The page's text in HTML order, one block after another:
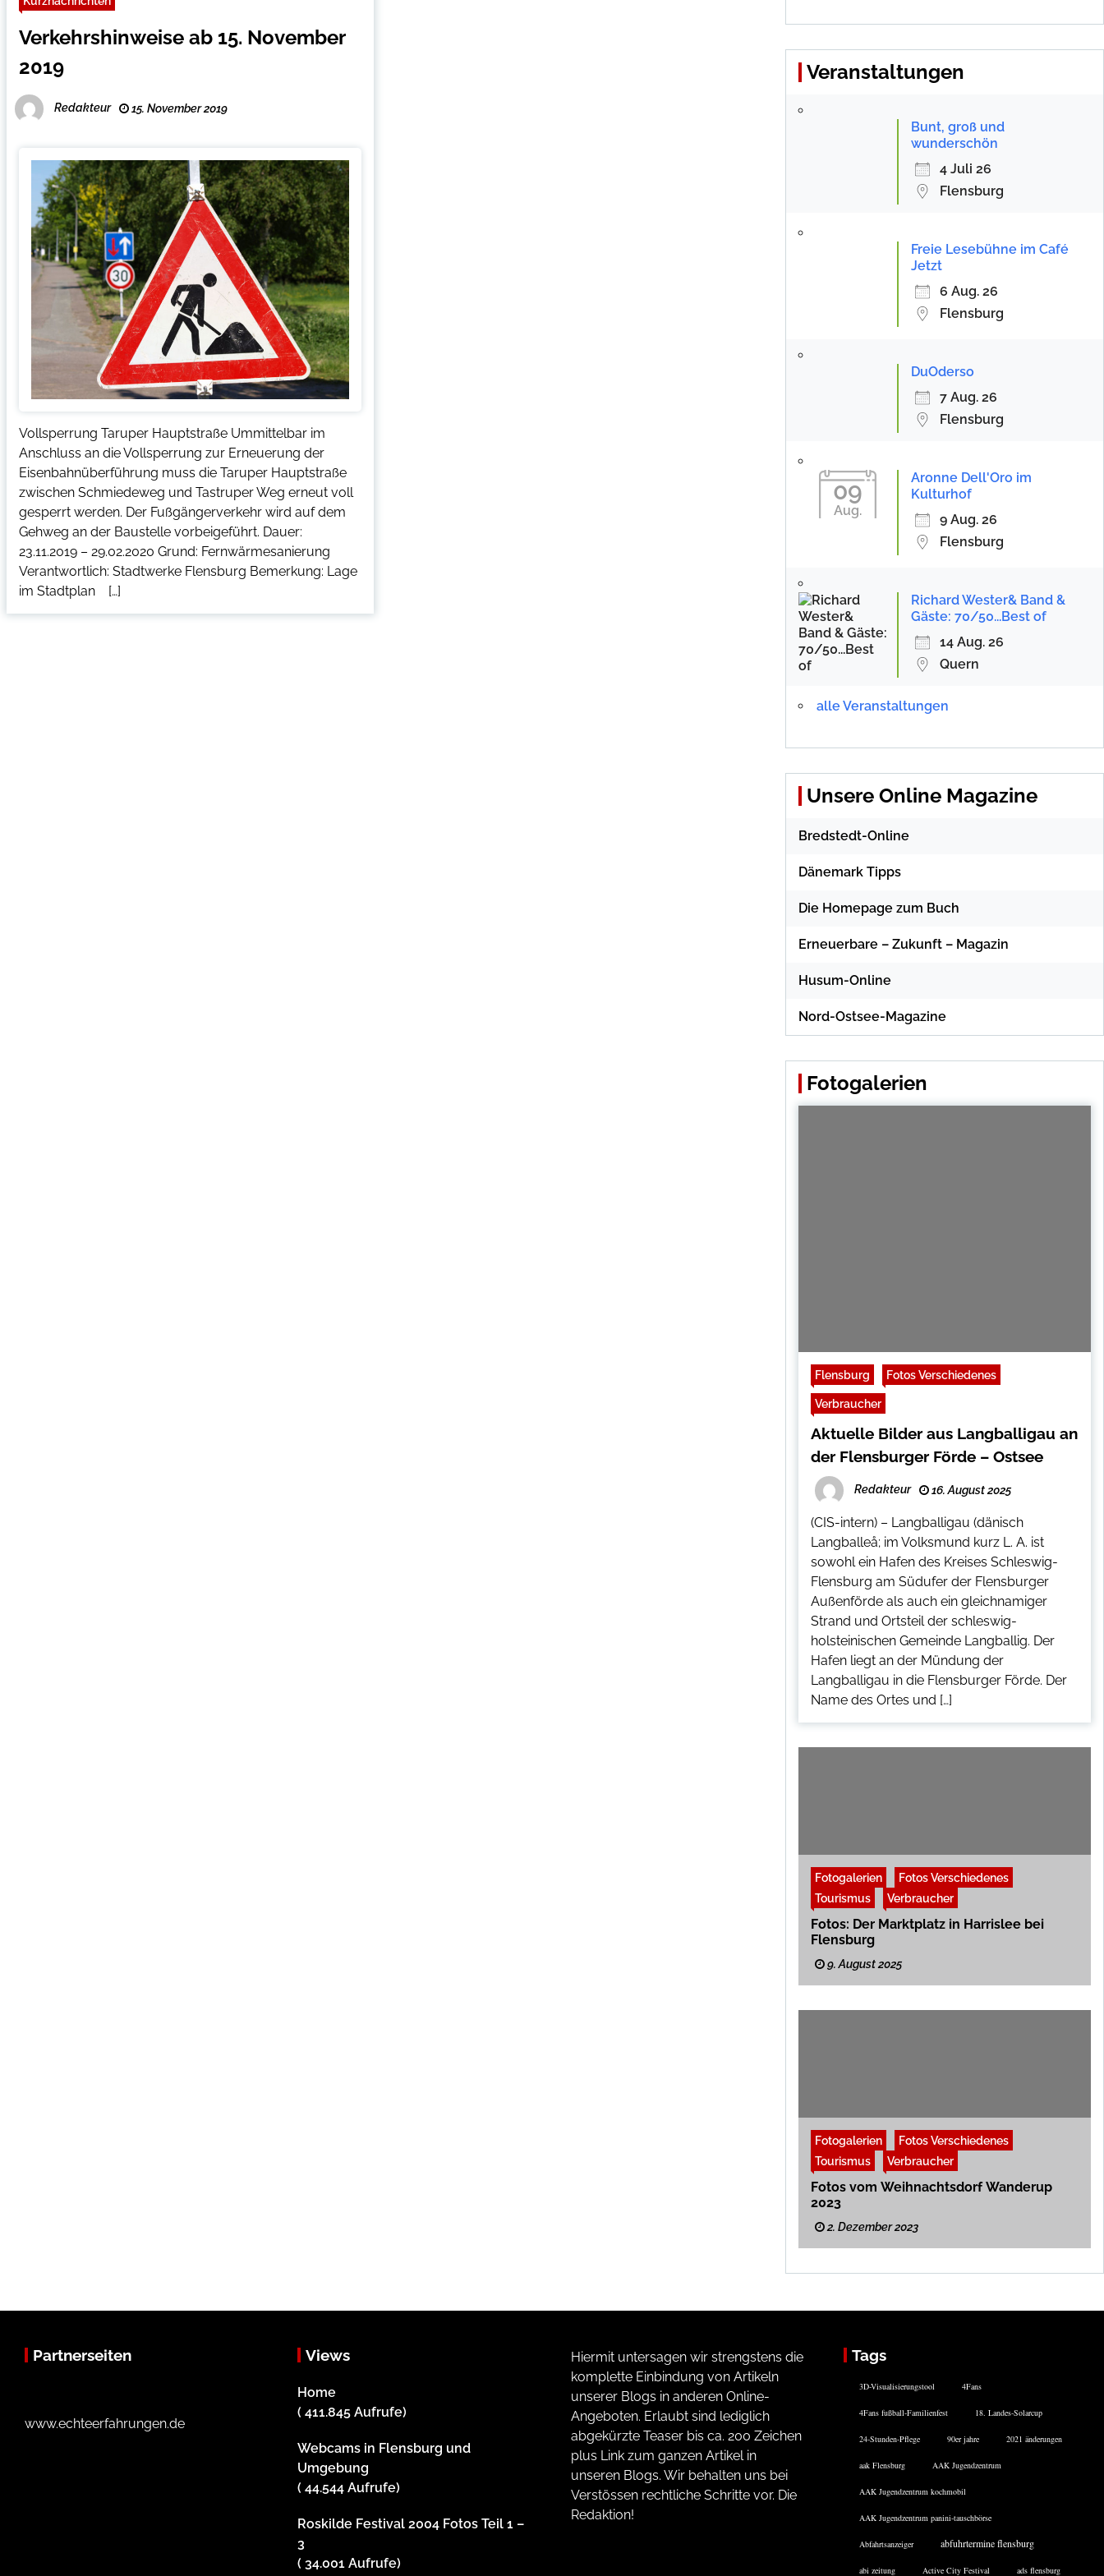
Verkehrshinweise ab 15. November
2019
Redakteur 15. November 2019
Vollsperrung Taruper Hauptstraße Ummittelbar im
Anschluss an die Vollsperrung zur Erneuerung der
Eisenbahnüberführung muss die Taruper Hauptstraße
zwischen Schmiedeweg und Tastruper Weg erneut voll
gesperrt werden. Der Fußgängerverkehr wird auf dem
Gehweg an der Baustelle vorbeigeführt. Dauer:
23.11.2019 – 29.02.2020 Grund: Fernwärmesanierung
Verantwortlich: Stadtwerke Flensburg Bemerkung: Lage
im Stadtplan […]
Veranstaltungen
Bunt, groß und
wunderschön
4 Juli 26
Flensburg
Freie Lesebühne im Café
Jetzt
6 Aug. 26
Flensburg
DuOderso
7 Aug. 26
Flensburg
09
Aug.
Aronne Dell'Oro im
Kulturhof
9 Aug. 26
Flensburg
Richard Wester& Band &
Gäste: 70/50...Best of
14 Aug. 26
Quern
alle Veranstaltungen
Unsere Online Magazine
Bredstedt-Online
Dänemark Tipps
Die Homepage zum Buch
Erneuerbare – Zukunft – Magazin
Husum-Online
Nord-Ostsee-Magazine
Fotogalerien
Flensburg Fotos Verschiedenes
Verbraucher
Aktuelle Bilder aus Langballigau an
der Flensburger Förde – Ostsee
Redakteur 16. August 2025
(CIS-intern) – Langballigau (dänisch
Langballeå; im Volksmund kurz L. A. ist
sowohl ein Hafen des Kreises Schleswig-
Flensburg am Südufer der Flensburger
Außenförde als auch ein gleichnamiger
Strand und Ortsteil der schleswig-
holsteinischen Gemeinde Langballig. Der
Hafen liegt an der Mündung der
Langballigau in die Flensburger Förde. Der
Name des Ortes und […]
Fotogalerien
Fotos Verschiedenes
Tourismus
Verbraucher
Fotos: Der Marktplatz in Harrislee bei
Flensburg
9. August 2025
Fotogalerien
Fotos Verschiedenes
Tourismus
Verbraucher
Fotos vom Weihnachtsdorf Wanderup
2023
2. Dezember 2023
Partnerseiten
www.echteerfahrungen.de
Views
Home
( 411.845 Aufrufe)
Webcams in Flensburg und
Umgebung
( 44.544 Aufrufe)
Roskilde Festival 2004 Fotos Teil 1 –
3
( 34.001 Aufrufe)
Hiermit untersagen wir strengstens die
komplette Einbindung von Artikeln
unserer Blogs in anderen Online-
Angeboten. Erlaubt sind lediglich
abgekürzte Teaser bis ca. 200 Zeichen
plus Link zum ganzen Artikel in
unseren Blogs. Wir behalten uns bei
Verstössen rechtliche Schritte vor. Die
Redaktion!
Tags
3D-Visualisierungstool 4Fans
4Fans fußball-Familienfest 18. Landes-Solarcup
24-Stunden-Pflege 90er jahre 2021 änderungen
aak Flensburg AAK Jugendzentrum
AAK Jugendzentrum kochmobil
AAK Jugendzentrum panini-tauschbörse
Abfahrtsanzeiger abfuhrtermine flensburg
abi zeitung Active City Festival ads flensburg